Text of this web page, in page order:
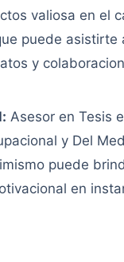
valiosa en el
puede asistirte
y
Asesor en Tesis
y Del
puede
en